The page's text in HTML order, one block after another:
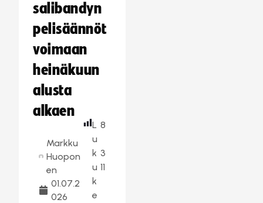
salibandyn
pelisäännöt
voimaan
heinäkuun
alusta
alkaen
Markku
Huopon
en
01.07.2
026
L
u
k
u
k
e
8
3
11